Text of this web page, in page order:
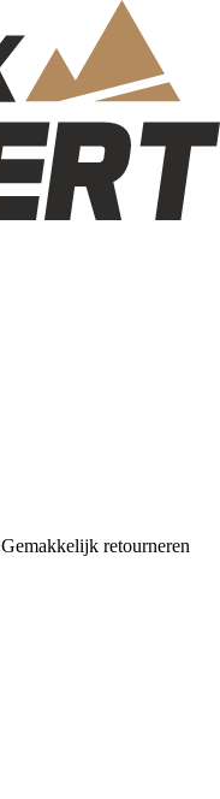
Gemakkelijk retourneren